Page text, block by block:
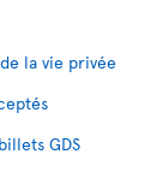
la vie privée
GDS